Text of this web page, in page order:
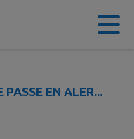
PASSE EN ALER...